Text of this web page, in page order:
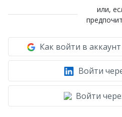
или,
Как войти в
Войти
Войти